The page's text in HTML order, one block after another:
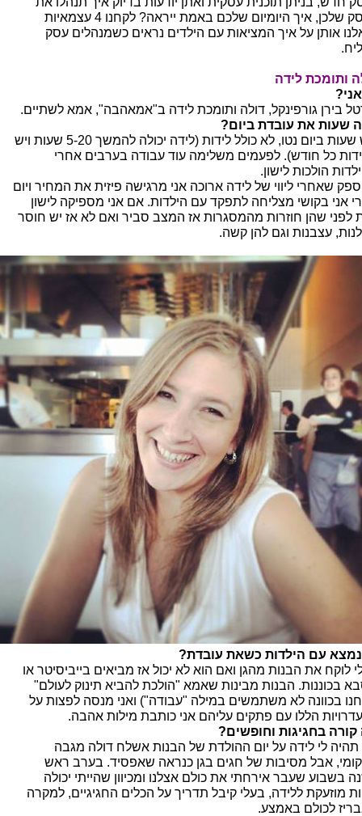
העסק שלכן, איך היומיום שלכם באמת ייראה? לקחנו 4 עצמאיות
אותן על איך המציאות עם הילדים נראים כשמנהלים עסק
ותומכת לידה
בירן גורפינקל, דולה ותומכת לידה ב"אמאהבה", אמא לשתיים.
שעות את עובדת ביום?
שש שעות ביום נטו, לא כולל לידות (לידה יכולה להמשך 5-20 שעות ויש
כל חודש). לפעמים משלימה עוד עבודה בערבים אחרי
הולכות לישון.
ספק שאחרי ליווי של לידה ארוכה אני מרגישה פיזית את המחיר ויום
אני בקושי מצליחה לתפקד עם הילדות. אם אני מספיקה לישון
לפני שהן חוזרות מהמסגרות אז המצב סביר ואם לא אז יש חוסר
עצבנות וגם להן קשה.
עם הילדות כשאת עובדת?
לוקח את הבנות מהגן ואם הוא לא יכול אז מביאים בייביסיטר או
בכוננות. הבנות מבינות שאמא "הולכת להביא תינוק לעולם"
בכוונה לא משתמשים במילה "עבודה") ואני מנסה לפצות על
הללו עם פתקים עליהם אני כותבת מילות אהבה.
בחגיגות וחופשים?
לי לידה על יום ההולדת של הבנות אשלח דולה מגבה
אבל מסיבות של חגים בגן כנראה שאפסיד. בערב ראש
בשבוע שעבר אירחתי את כולם אצלנו ומכיוון שהייתי יכולה
מוזעקת ללידה, בעלי קיבל תדריך על הכלים החגיגיים, למקרה
לכולם באמצע.